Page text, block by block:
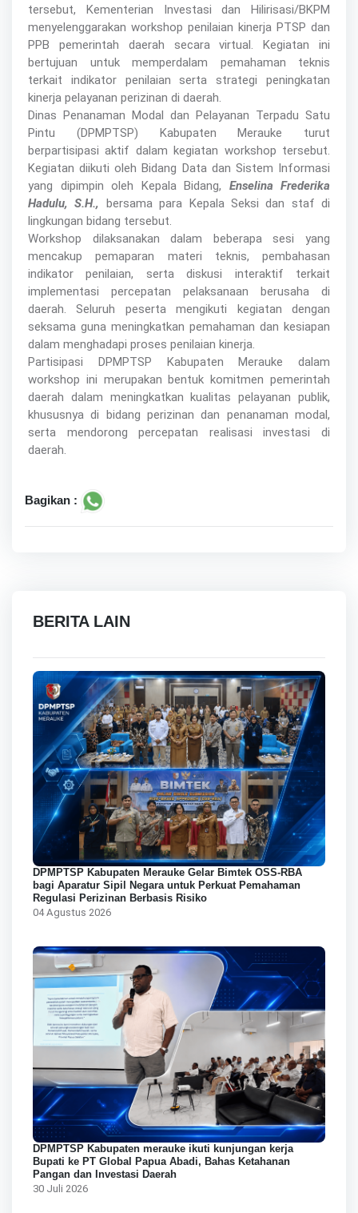
tersebut, Kementerian Investasi dan Hilirisasi/BKPM
menyelenggarakan workshop penilaian kinerja PTSP dan
PPB pemerintah daerah secara virtual. Kegiatan ini
bertujuan untuk memperdalam pemahaman teknis
terkait indikator penilaian serta strategi peningkatan
kinerja pelayanan perizinan di daerah.
Dinas Penanaman Modal dan Pelayanan Terpadu Satu
Pintu (DPMPTSP) Kabupaten Merauke turut
berpartisipasi aktif dalam kegiatan workshop tersebut.
Kegiatan diikuti oleh Bidang Data dan Sistem Informasi
yang dipimpin oleh Kepala Bidang, Enselina Frederika
Hadulu, S.H., bersama para Kepala Seksi dan staf di
lingkungan bidang tersebut.
Workshop dilaksanakan dalam beberapa sesi yang
mencakup pemaparan materi teknis, pembahasan
indikator penilaian, serta diskusi interaktif terkait
implementasi percepatan pelaksanaan berusaha di
daerah. Seluruh peserta mengikuti kegiatan dengan
seksama guna meningkatkan pemahaman dan kesiapan
dalam menghadapi proses penilaian kinerja.
Partisipasi DPMPTSP Kabupaten Merauke dalam
workshop ini merupakan bentuk komitmen pemerintah
daerah dalam meningkatkan kualitas pelayanan publik,
khususnya di bidang perizinan dan penanaman modal,
serta mendorong percepatan realisasi investasi di
daerah.
Bagikan :
BERITA LAIN
DPMPTSP Kabupaten Merauke Gelar Bimtek OSS-RBA
bagi Aparatur Sipil Negara untuk Perkuat Pemahaman
Regulasi Perizinan Berbasis Risiko
04 Agustus 2026
DPMPTSP Kabupaten merauke ikuti kunjungan kerja
Bupati ke PT Global Papua Abadi, Bahas Ketahanan
Pangan dan Investasi Daerah
30 Juli 2026